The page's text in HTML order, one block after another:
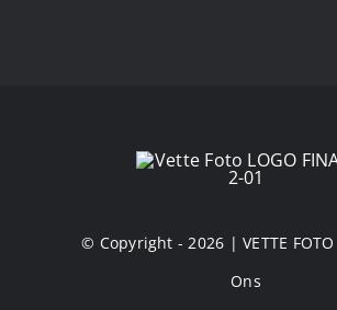
© Copyright - 2026 |VETTE FOTO
Ons